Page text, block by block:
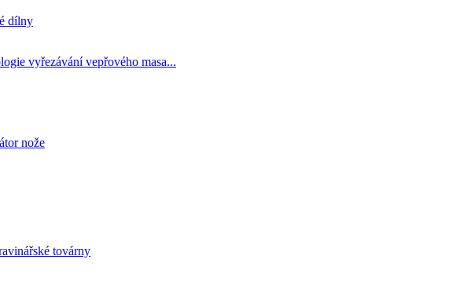
dílny
vyřezávání vepřového masa...
nože
továrny